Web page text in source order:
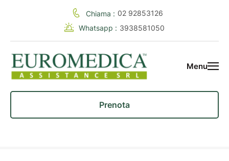
Chiama : 02 92853126
Whatsapp : 3938581050
Menu
Prenota